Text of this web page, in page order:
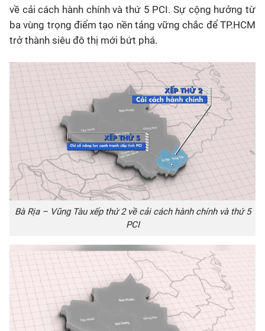
về cải cách hành chính và thứ 5 PCI. Sự cộng hưởng từ
ba vùng trọng điểm tạo nền tảng vững chắc để TP.HCM
trở thành siêu đô thị mới bứt phá.
Bà Rịa – Vũng Tàu xếp thứ 2 về cải cách hành chính và thứ 5
PCI